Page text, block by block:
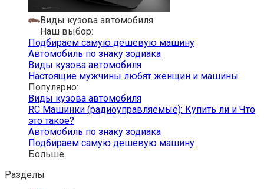
Виды кузова автомобиля
Наш выбор:
Подбираем самую дешевую машину
Автомобиль по знаку зодиака
Виды кузова автомобиля
Настоящие мужчины любят женщин и машины
Популярно:
Виды кузова автомобиля
RC Машинки (радиоуправляемые): Купить ли и Что
это такое?
Автомобиль по знаку зодиака
Подбираем самую дешевую машину
Больше
Разделы